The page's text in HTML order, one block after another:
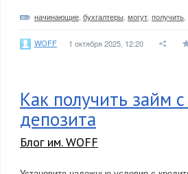
начинающие бухгалтеры могут получить
WOFF 1 октября 2025, 12:20
Как получить займ
депозита
Блог им. WOFF